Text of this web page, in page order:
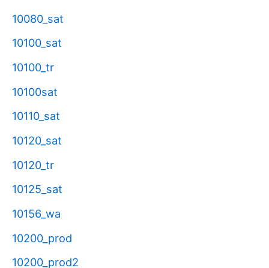
10080_sat
10100_sat
10100_tr
10100sat
10110_sat
10120_sat
10120_tr
10125_sat
10156_wa
10200_prod
10200_prod2